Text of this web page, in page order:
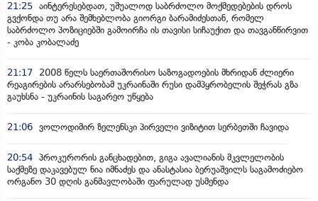
21:25 აინტერესებდათ, უშუალოდ საბრძოლო მოქმედებების დროს
გვქონდა თუ არა შემხებლობა გიორგი ბარამიძესთან, რომელ
საბრძოლო პოზიციებში გამოირჩა ის თავისი სიჩაუქით და თავგანწირვით
- კობა კობალაძე
21:17
2008 წელს საერთაშორისო საზოგადოების მხრიდან ძლიერი
რეაგირების არარსებობამ უკრაინაში რუსი დამპყრობელის შეჭრას გზა
გაუხსნა - უკრაინის საგარეო უწყება
21:06 ვოლოდიმირ ზელენსკი პირველი ვიზიტით სერბეთში ჩავიდა
20:54 პროკურორის განცხადებით, გიგა ავალიანის მკვლელობის
საქმეზე დაკავებულ ნია იმნაძეს და ანასტასია ბერუაშვილს საგამოძიებო
ორგანო 30 დღის განმავლობაში ფარულად უსმენდა